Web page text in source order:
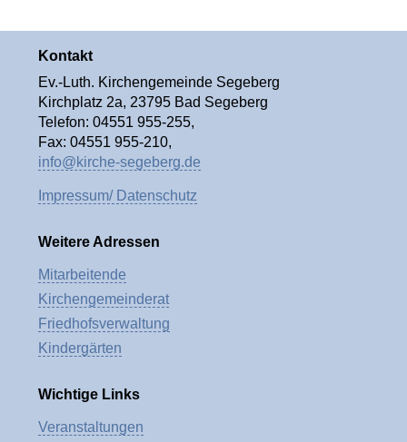
Kontakt
Ev.-Luth. Kirchengemeinde Segeberg
Kirchplatz 2a, 23795 Bad Segeberg
Telefon: 04551 955-255,
Fax: 04551 955-210,
info@kirche-segeberg.de
Impressum/ Datenschutz
Weitere Adressen
Mitarbeitende
Kirchengemeinderat
Friedhofsverwaltung
Kindergärten
Wichtige Links
Veranstaltungen